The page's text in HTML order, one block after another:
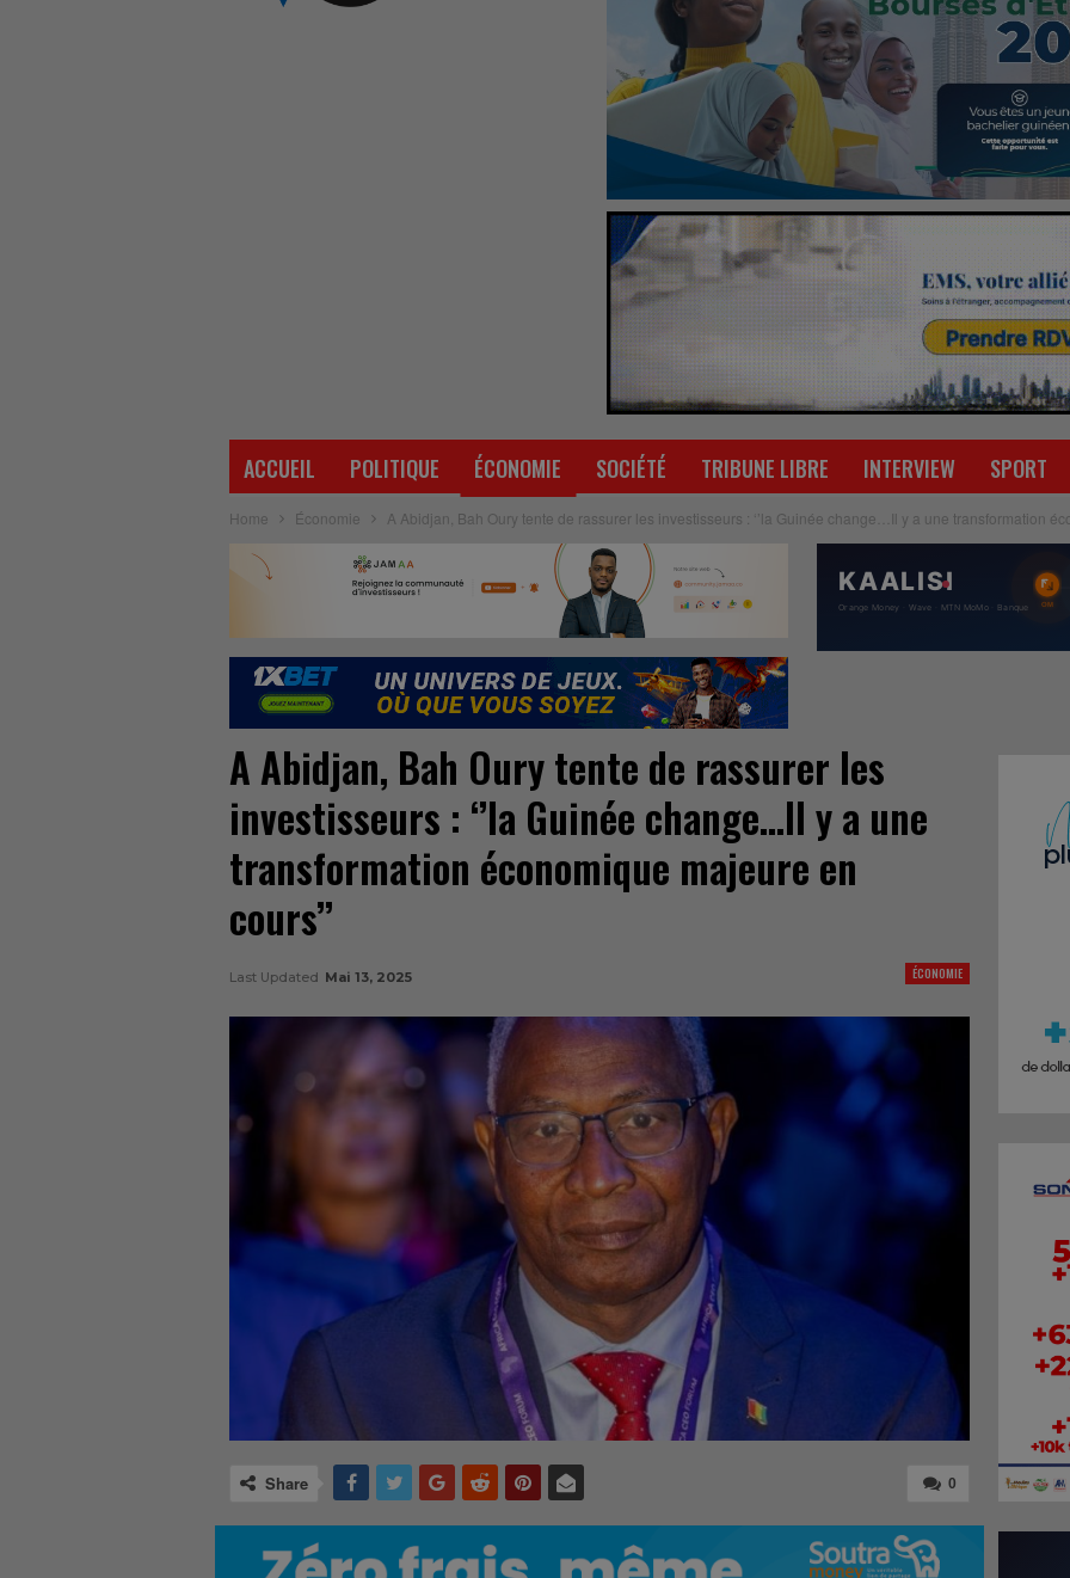
ACCUEIL POLITIQUE ÉCONOMIE SOCIÉTÉ TRIBUNE LIBRE INTERVIEW SPORT
Home Économie A Abidjan, Bah Oury tente de rassurer les investisseurs : ‘’la Guinée change…Il y a une transformation
A Abidjan, Bah Oury tente de rassurer les
investisseurs : ‘’la Guinée change…Il y a une
transformation économique majeure en
cours’’
ÉCONOMIE
Last Updated Mai 13, 2025
0
Share